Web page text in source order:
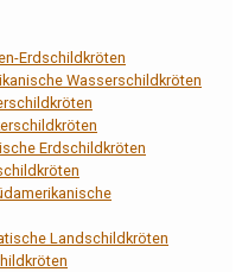
Erdschildkröten
Wasserschildkröten
Erdschildkröten
Landschildkröten